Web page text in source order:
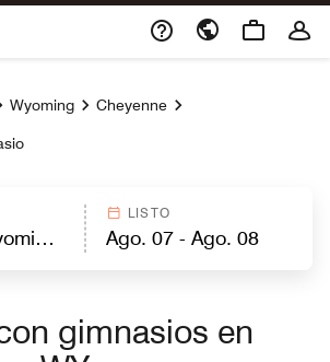
Bonvoy
Wyoming Cheyenne
LISTO
gimnasios en